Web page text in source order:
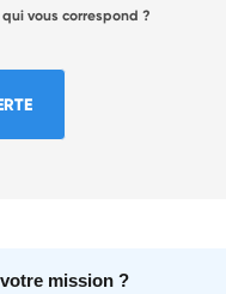
vous correspond ?
mission ?